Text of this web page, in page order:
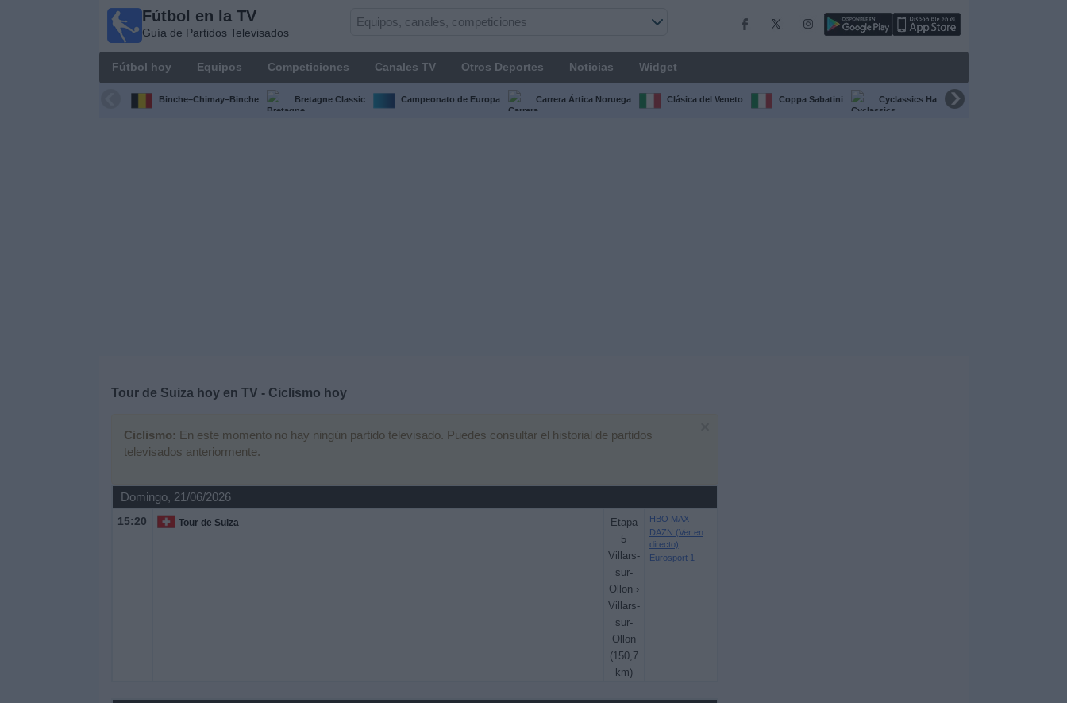
Fútbol en la TV
Guía de Partidos Televisados
Fútbol hoy Equipos Competiciones Canales TV Otros Deportes Noticias Widget
Binche–Chimay–Binche Bretagne Classic Campeonato de Europa Carrera Ártica Noruega Clásica del Veneto Coppa Sabatini Cyclassics Hamburgo
Tour de Suiza hoy en TV - Ciclismo hoy
Ciclismo: En este momento no hay ningún partido televisado. Puedes consultar el historial de partidos
televisados anteriormente.
Domingo, 21/06/2026
15:20 Tour de Suiza
Etapa
5
Villars-
sur-
Ollon ›
Villars-
sur-
Ollon
(150,7
km)
HBO MAX
DAZN (Ver en
directo)
Eurosport 1